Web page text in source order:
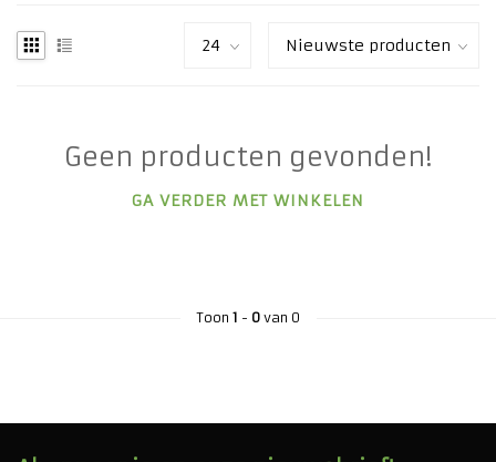
Geen producten gevonden!
GA VERDER MET WINKELEN
Toon 1 - 0van 0